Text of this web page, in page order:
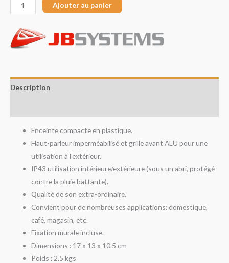
Ajouter au panier
Description
Enceinte compacte en plastique.
Haut-parleur imperméabilisé et grille avant ALU pour une
utilisation à l’extérieur.
IP43 utilisation intérieure/extérieure (sous un abri, protégé
contre la pluie battante).
Qualité de son extra-ordinaire.
Convient pour de nombreuses applications: domestique,
café, magasin, etc.
Fixation murale incluse.
Dimensions : 17 x 13 x 10.5 cm
Poids : 2.5 kgs